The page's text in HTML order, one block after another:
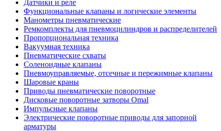
Датчики и реле
Функциональные клапаны и логические элементы
Манометры пневматические
Ремкомплекты для пневмоцилиндров и распределителей
Пропорциональная техника
Вакуумная техника
Пневматические схваты
Соленоидные клапаны
Пневмоуправляемые, отсечные и пережимные клапаны
Шаровые краны
Приводы пневматические поворотные
Дисковые поворотные затворы Omal
Импульсные клапаны
Электрические поворотные приводы для запорной
арматуры